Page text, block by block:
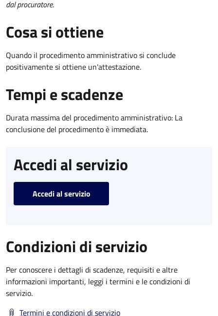
dal procuratore.
Cosa si ottiene
Quando il procedimento amministrativo si conclude
positivamente si ottiene un'attestazione.
Tempi e scadenze
Durata massima del procedimento amministrativo: La
conclusione del procedimento è immediata.
Accedi al servizio
Accedi al servizio
Condizioni di servizio
Per conoscere i dettagli di scadenze, requisiti e altre
informazioni importanti, leggi i termini e le condizioni di
servizio.
Termini e condizioni di servizio